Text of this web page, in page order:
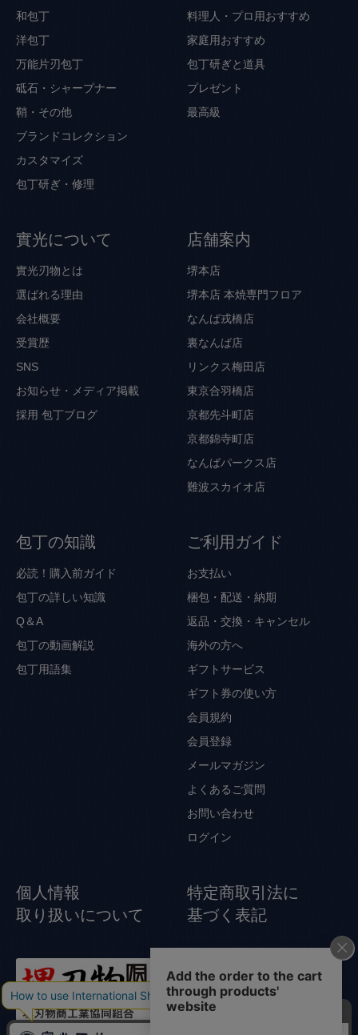
和包丁
洋包丁
万能片刃包丁
砥石・シャープナー
鞘・その他
ブランドコレクション
カスタマイズ
包丁研ぎ・修理
料理人・プロ用おすすめ
家庭用おすすめ
包丁研ぎと道具
プレゼント
最高級
實光について
實光刃物とは
選ばれる理由
会社概要
受賞歴
SNS
お知らせ・メディア掲載
採用 包丁ブログ
店舗案内
堺本店
堺本店 本焼専門フロア
なんば戎橋店
裏なんば店
リンクス梅田店
東京合羽橋店
京都先斗町店
京都錦寺町店
なんばパークス店
難波スカイオ店
包丁の知識
必読！購入前ガイド
包丁の詳しい知識
Q＆A
包丁の動画解説
包丁用語集
ご利用ガイド
お支払い
梱包・配送・納期
返品・交換・キャンセル
海外の方へ
ギフトサービス
ギフト券の使い方
会員規約
会員登録
メールマガジン
よくあるご質問
お問い合わせ
ログイン
個人情報
取り扱いについて
特定商取引法に
基づく表記